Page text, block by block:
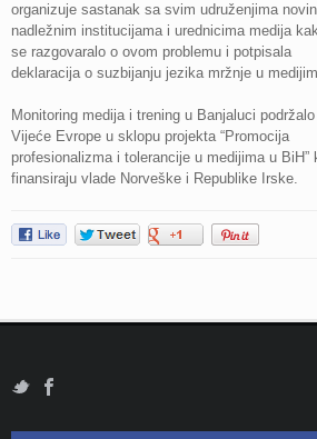
organizuje sastanak sa svim udruženjima
nadležnim institucijama i urednicima medija
se razgovaralo o ovom problemu i potpisala
deklaracija o suzbijanju jezika mržnje u
Monitoring medija i trening u Banjaluci
Vijeće Evrope u sklopu projekta “Promocija
profesionalizma i tolerancije u medijima u BiH”
finansiraju vlade Norveške i Republike Irske.